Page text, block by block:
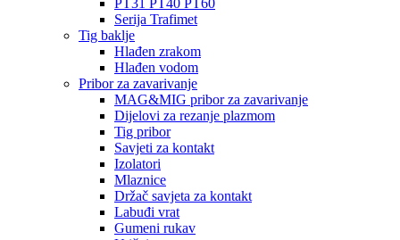
Serija Trafimet
Tig baklje
Hlađen zrakom
Hlađen vodom
Pribor za zavarivanje
MAG&MIG pribor za zavarivanje
Dijelovi za rezanje plazmom
Tig pribor
Savjeti za kontakt
Izolatori
Mlaznice
Držač savjeta za kontakt
Labuđi vrat
Gumeni rukav